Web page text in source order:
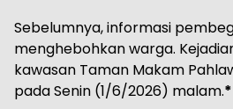
Sebelumnya, informasi
menghebohkan warga.
kawasan Taman Makam
pada Senin (1/6/2026) malam.